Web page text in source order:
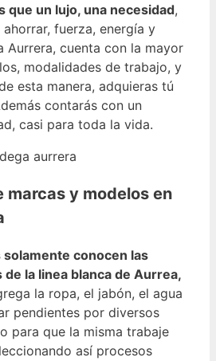
que un lujo, una necesidad,
fuerza, energía y
Aurrera, cuenta con la mayor
modalidades de trabajo, y
esta manera, adquieras tú
contarás con un
casi para toda la vida.
marcas y modelos en
conocen las
de la linea blanca de Aurrea,
la ropa, el jabón, el agua
pendientes por diversos
para que la misma trabaje
así procesos